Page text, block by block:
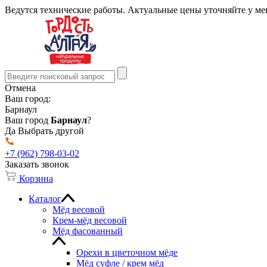
Ведутся технические работы. Актуальные цены уточняйте у
Отмена
Ваш город:
Барнаул
Ваш город Барнаул?
Да Выбрать другой
+7 (962) 798-03-02
Заказать звонок
Корзина
Каталог
Мёд весовой
Крем-мёд весовой
Мёд фасованный
Орехи в цветочном мёде
Мёд суфле / крем мёд